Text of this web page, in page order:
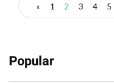
« 1 2 3 4 5
Popular